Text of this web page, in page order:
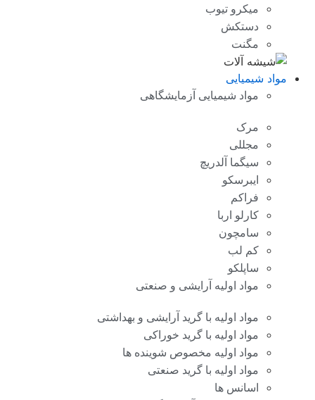
میکرو تیوب
دستکش
مگنت
مواد شیمیایی
مواد شیمیایی آزمایشگاهی
مرک
مجللی
سیگما آلدریچ
ایبرسکو
فراکم
کارلو اربا
سامچون
کم لب
ساپلکو
مواد اولیه آرایشی و صنعتی
مواد اولیه با گرید آرایشی و بهداشتی
مواد اولیه با گرید خوراکی
مواد اولیه مخصوص شوینده ها
مواد اولیه با گرید صنعتی
اسانس ها